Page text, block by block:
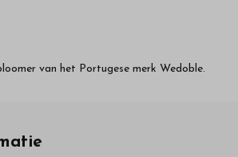
van het Portugese merk Wedoble.